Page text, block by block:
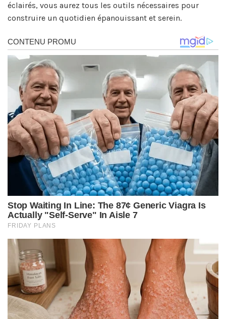
éclairés, vous aurez tous les outils nécessaires pour
construire un quotidien épanouissant et serein.